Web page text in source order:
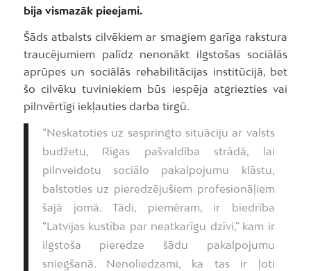
bija vismazāk pieejami.
Šāds atbalsts cilvēkiem ar smagiem garīga rakstura
traucējumiem palīdz nenonākt ilgstošas sociālās
aprūpes un sociālās rehabilitācijas institūcijā, bet
šo cilvēku tuviniekiem būs iespēja atgriezties vai
pilnvērtīgi iekļauties darba tirgū.
“Neskatoties uz saspringto situāciju ar valsts
budžetu, Rīgas pašvaldība strādā, lai
pilnveidotu sociālo pakalpojumu klāstu,
balstoties uz pieredzējušiem profesionāļiem
šajā jomā. Tādi, piemēram, ir biedrība
“Latvijas kustība par neatkarīgu dzīvi,” kam ir
ilgstoša pieredze šādu pakalpojumu
sniegšanā. Nenoliedzami, ka tas ir ļoti